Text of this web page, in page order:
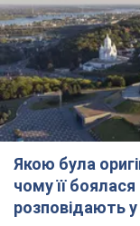
Якою була
чому її
розповідають